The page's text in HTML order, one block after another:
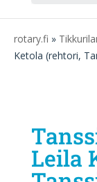
rotary.fi »
Ketola (rehtori,
Leila